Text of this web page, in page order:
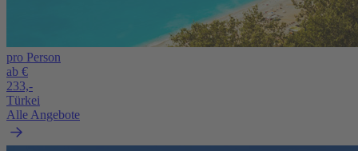
pro Person
ab €
233,-
Türkei
Alle Angebote